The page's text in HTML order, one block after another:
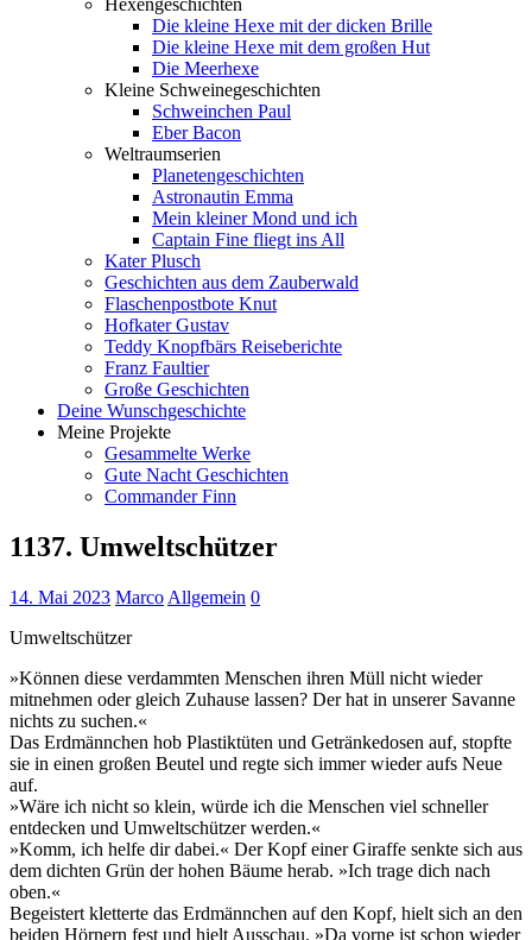
Hexengeschichten
Die kleine Hexe mit der dicken Brille
Die kleine Hexe mit dem großen Hut
Die Meerhexe
Kleine Schweinegeschichten
Schweinchen Paul
Eber Bacon
Weltraumserien
Planetengeschichten
Astronautin Emma
Mein kleiner Mond und ich
Captain Fine fliegt ins All
Kater Plusch
Geschichten aus dem Zauberwald
Flaschenpostbote Knut
Hofkater Gustav
Teddy Knopfbärs Reiseberichte
Franz Faultier
Große Geschichten
Deine Wunschgeschichte
Meine Projekte
Gesammelte Werke
Gute Nacht Geschichten
Commander Finn
1137. Umweltschützer
14. Mai 2023 Marco Allgemein 0
Umweltschützer
»Können diese verdammten Menschen ihren Müll nicht wieder
mitnehmen oder gleich Zuhause lassen? Der hat in unserer Savanne
nichts zu suchen.«
Das Erdmännchen hob Plastiktüten und Getränkedosen auf, stopfte
sie in einen großen Beutel und regte sich immer wieder aufs Neue
auf.
»Wäre ich nicht so klein, würde ich die Menschen viel schneller
entdecken und Umweltschützer werden.«
»Komm, ich helfe dir dabei.« Der Kopf einer Giraffe senkte sich aus
dem dichten Grün der hohen Bäume herab. »Ich trage dich nach
oben.«
Begeistert kletterte das Erdmännchen auf den Kopf, hielt sich an den
beiden Hörnern fest und hielt Ausschau. »Da vorne ist schon wieder